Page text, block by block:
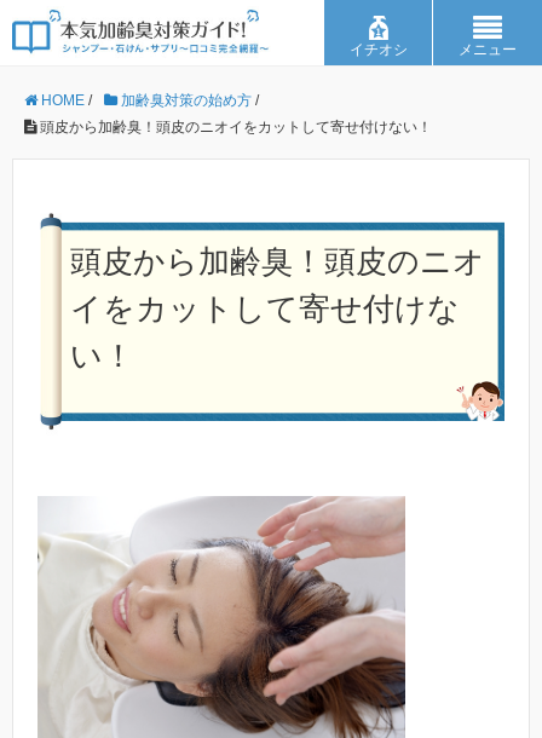
メニュー
イチオシ
HOME / 加齢臭対策の始め方 /
頭皮から加齢臭！頭皮のニオイをカットして寄せ付けない！
頭皮から加齢臭！頭皮のニオ
イをカットして寄せ付けな
い！